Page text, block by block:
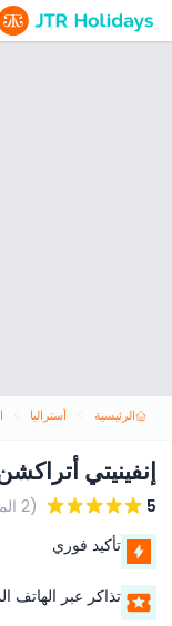
الرئيسية أستراليا
إنفينيتي
5
(2 المراجعات)
تأكيد فوري
تذاكر عبر الهاتف